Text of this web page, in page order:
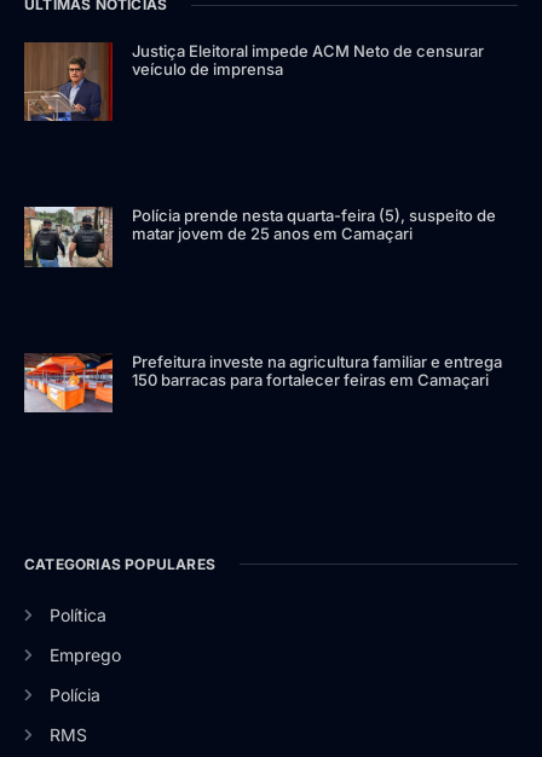
ÚLTIMAS NOTÍCIAS
Justiça Eleitoral impede ACM Neto de censurar
veículo de imprensa
Polícia prende nesta quarta-feira (5), suspeito de
matar jovem de 25 anos em Camaçari
Prefeitura investe na agricultura familiar e entrega
150 barracas para fortalecer feiras em Camaçari
CATEGORIAS POPULARES
Política
Emprego
Polícia
RMS